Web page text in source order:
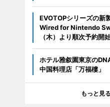
EVOTOPシリーズの新
Wired for Nintendo
（木）より順次予約開
ホテル雅叙園東京の
中国料理店「万福樓」
もっと見る